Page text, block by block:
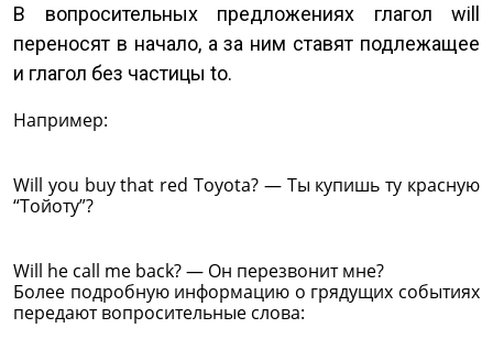
В вопросительных предложениях глагол will
переносят в начало, а за ним ставят подлежащее
и глагол без частицы to.
Например:
Will you buy that red Toyota? — Ты купишь ту красную
“Тойоту”?
Will he call me back? — Он перезвонит мне?
Более подробную информацию о грядущих событиях
передают вопросительные слова: